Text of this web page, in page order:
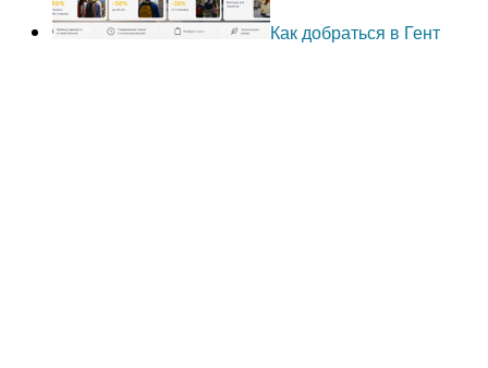
Как добраться в Гент